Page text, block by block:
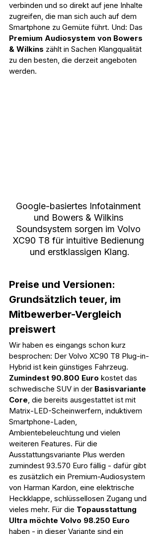
verbinden und so direkt auf jene Inhalte
zugreifen, die man sich auch auf dem
Smartphone zu Gemüte führt. Und: Das
Premium Audiosystem von Bowers
& Wilkins zählt in Sachen Klangqualität
zu den besten, die derzeit angeboten
werden.
Google-basiertes Infotainment
und Bowers & Wilkins
Soundsystem sorgen im Volvo
XC90 T8 für intuitive Bedienung
und erstklassigen Klang.
Preise und Versionen:
Grundsätzlich teuer, im
Mitbewerber-Vergleich
preiswert
Wir haben es eingangs schon kurz
besprochen: Der Volvo XC90 T8 Plug-in-
Hybrid ist kein günstiges Fahrzeug.
Zumindest 90.800 Euro kostet das
schwedische SUV in der Basisvariante
Core, die bereits ausgestattet ist mit
Matrix-LED-Scheinwerfern, induktivem
Smartphone-Laden,
Ambientebeleuchtung und vielen
weiteren Features. Für die
Ausstattungsvariante Plus werden
zumindest 93.570 Euro fällig - dafür gibt
es zusätzlich ein Premium-Audiosystem
von Harman Kardon, eine elektrische
Heckklappe, schlüssellosen Zugang und
vieles mehr. Für die Topausstattung
Ultra möchte Volvo 98.250 Euro
haben - in dieser Variante sind ein